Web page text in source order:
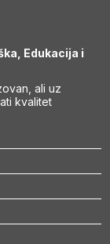
Edukacija i
ali uz
kvalitet